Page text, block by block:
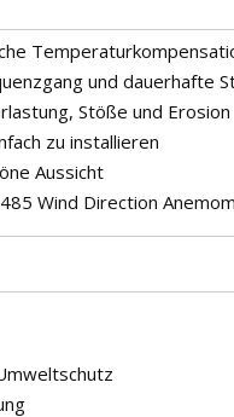
und dauerhafte
Stöße und Erosion
zu installieren
Aussicht